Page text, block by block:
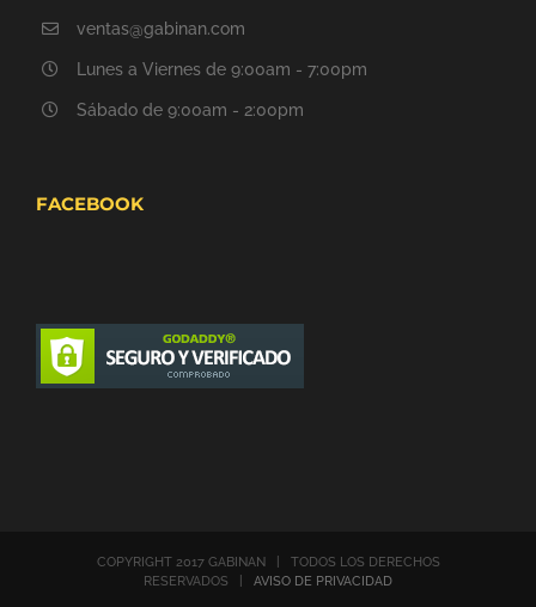
ventas@gabinan.com
Lunes a Viernes de 9:00am - 7:00pm
Sábado de 9:00am - 2:00pm
FACEBOOK
COPYRIGHT 2017 GABINAN | TODOS LOS DERECHOS
RESERVADOS | AVISO DE PRIVACIDAD